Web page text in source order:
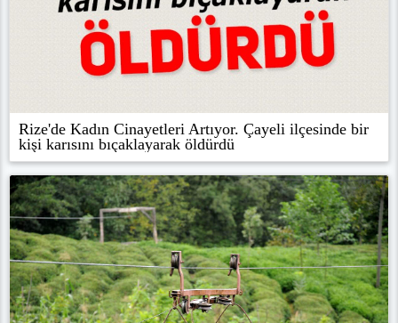
Rize'de Kadın Cinayetleri Artıyor. Çayeli ilçesinde bir
kişi karısını bıçaklayarak öldürdü